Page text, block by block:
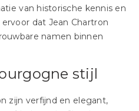
van historische kennis en
dat Jean Chartron
namen binnen
stijl
zijn verfijnd en elegant,